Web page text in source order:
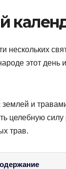
нескольких
этот
и
целебную
трав.